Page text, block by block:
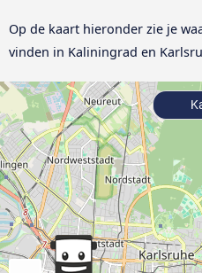
Op de kaart hieronder zie je
vinden in Kaliningrad en